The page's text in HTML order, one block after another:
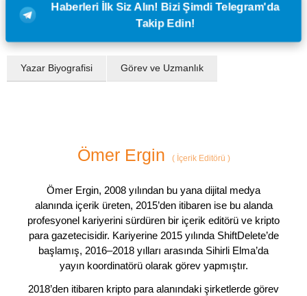
Haberleri İlk Siz Alın! Bizi Şimdi Telegram'da
Takip Edin!
Yazar Biyografisi Görev ve Uzmanlık
Ömer Ergin (İçerik Editörü )
Ömer Ergin, 2008 yılından bu yana dijital medya
alanında içerik üreten, 2015’den itibaren ise bu alanda
profesyonel kariyerini sürdüren bir içerik editörü ve kripto
para gazetecisidir. Kariyerine 2015 yılında ShiftDelete’de
başlamış, 2016–2018 yılları arasında Sihirli Elma’da
yayın koordinatörü olarak görev yapmıştır.
2018’den itibaren kripto para alanındaki şirketlerde görev